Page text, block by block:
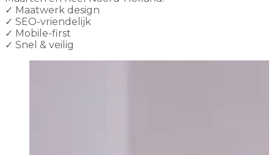
✓ Maatwerk design
✓ SEO-vriendelijk
✓ Mobile-first
✓ Snel & veilig